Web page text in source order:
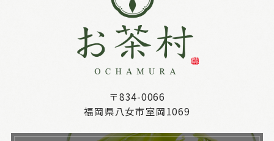
〒834-0066
福岡県八女市室岡1069